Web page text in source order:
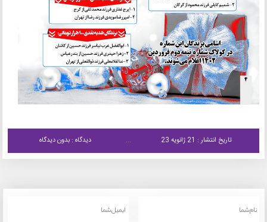
تاریخ انتشار : 21 ژانویه 23 دیدگاه : بدون دیدگاه